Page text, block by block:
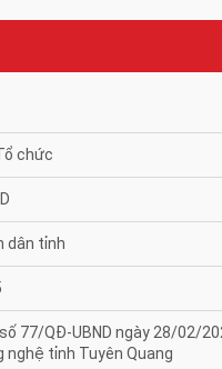
chức
dân tỉnh
77/QĐ-UBND ngày 28/02/
nghệ tỉnh Tuyên Quang